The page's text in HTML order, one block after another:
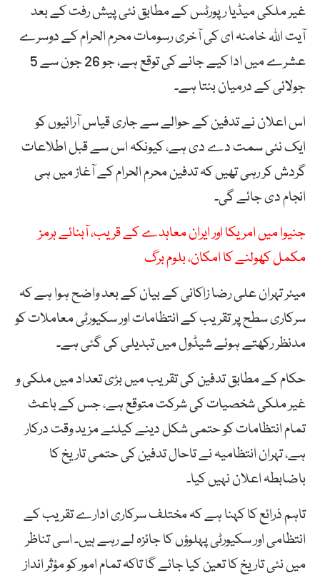
غیر ملکی میڈیا رپورٹس کے مطابق نئی پیش رفت کے بعد
آیت اللہ خامنہ ای کی آخری رسومات محرم الحرام کے دوسرے
عشرے میں ادا کیے جانے کی توقع ہے، جو 26 جون سے 5
جولائی کے درمیان بنتا ہے۔
اس اعلان نے تدفین کے حوالے سے جاری قیاس آرائیوں کو
ایک نئی سمت دے دی ہے، کیونکہ اس سے قبل اطلاعات
گردش کر رہی تھیں کہ تدفین محرم الحرام کے آغاز میں ہی
انجام دی جائے گی۔
جنیوا میں امریکا اور ایران معاہدے کے قریب، آبنائے ہرمز
مکمل کھولنے کا امکان، بلوم برگ
میئر تہران علی رضا زاکانی کے بیان کے بعد واضح ہوا ہے کہ
سرکاری سطح پر تقریب کے انتظامات اور سکیورٹی معاملات کو
مدنظر رکھتے ہوئے شیڈول میں تبدیلی کی گئی ہے۔
حکام کے مطابق تدفین کی تقریب میں بڑی تعداد میں ملکی و
غیر ملکی شخصیات کی شرکت متوقع ہے، جس کے باعث
تمام انتظامات کو حتمی شکل دینے کیلئے مزید وقت درکار
ہے، تہران انتظامیہ نے تاحال تدفین کی حتمی تاریخ کا
باضابطہ اعلان نہیں کیا۔
تاہم ذرائع کا کہنا ہے کہ مختلف سرکاری ادارے تقریب کے
انتظامی اور سکیورٹی پہلوؤں کا جائزہ لے رہے ہیں۔ اسی تناظر
میں نئی تاریخ کا تعین کیا جائے گا تاکہ تمام امور کو مؤثر انداز